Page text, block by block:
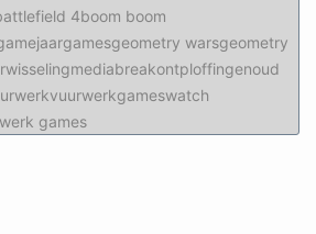
4boom boom
warsgeometry
games